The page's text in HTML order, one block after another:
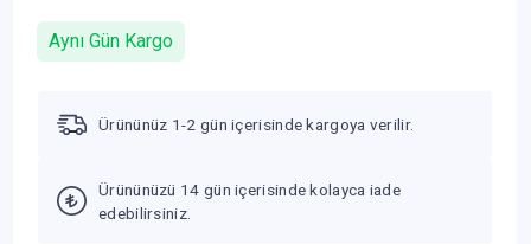
Aynı Gün Kargo
Ürününüz 1-2 gün içerisinde kargoya verilir.
Ürününüzü 14 gün içerisinde kolayca iade
edebilirsiniz.